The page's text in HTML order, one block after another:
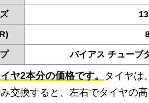
バイアス チューブ
ヤ2本分の価格です。 タイヤは
交換すると、左右でタイヤの